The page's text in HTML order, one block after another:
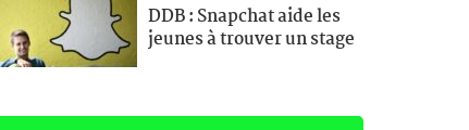
DDB : Snapchat aide les
jeunes à trouver un stage